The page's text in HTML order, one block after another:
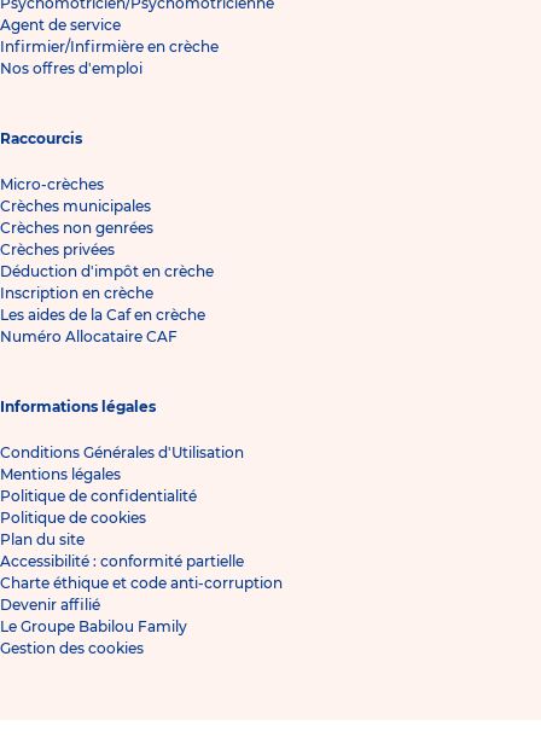
Agent de service
Infirmier/Infirmière en crèche
Nos offres d'emploi
Raccourcis
Micro-crèches
Crèches municipales
Crèches non genrées
Crèches privées
Déduction d'impôt en crèche
Inscription en crèche
Les aides de la Caf en crèche
Numéro Allocataire CAF
Informations légales
Conditions Générales d'Utilisation
Mentions légales
Politique de confidentialité
Politique de cookies
Plan du site
Accessibilité : conformité partielle
Charte éthique et code anti-corruption
Devenir affilié
Le Groupe Babilou Family
Gestion des cookies